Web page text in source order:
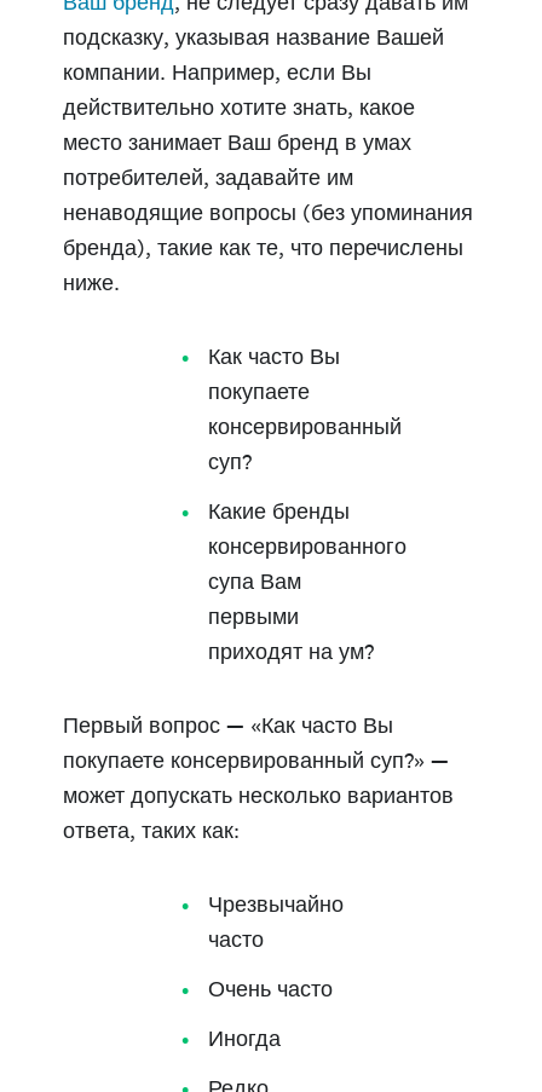
подсказку, указывая название Вашей
компании. Например, если Вы
действительно хотите знать, какое
место занимает Ваш бренд в умах
потребителей, задавайте им
ненаводящие вопросы (без упоминания
бренда), такие как те, что перечислены
ниже.
Как часто Вы
покупаете
консервированный
суп?
Какие бренды
консервированного
супа Вам
первыми
приходят на ум?
Первый вопрос — «Как часто Вы
покупаете консервированный суп?» —
может допускать несколько вариантов
ответа, таких как:
Чрезвычайно
часто
Очень часто
Иногда